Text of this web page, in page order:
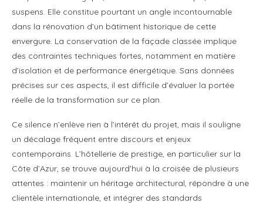
suspens. Elle constitue pourtant un angle incontournable
dans la rénovation d’un bâtiment historique de cette
envergure. La conservation de la façade classée implique
des contraintes techniques fortes, notamment en matière
d’isolation et de performance énergétique. Sans données
précises sur ces aspects, il est difficile d’évaluer la portée
réelle de la transformation sur ce plan.
Ce silence n’enlève rien à l’intérêt du projet, mais il souligne
un décalage fréquent entre discours et enjeux
contemporains. L’hôtellerie de prestige, en particulier sur la
Côte d’Azur, se trouve aujourd’hui à la croisée de plusieurs
attentes : maintenir un héritage architectural, répondre à une
clientèle internationale, et intégrer des standards